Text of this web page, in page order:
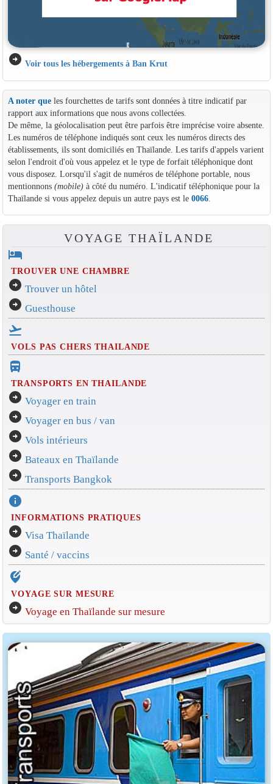
arrow_circle_right Voir tous les hébergements à Ban Krut
A noter queles fourchettes de tarifs sont données à titre indicatif par
rapport aux informations que nous avons collectées.
De même, la géolocalisation peut être parfois être imprécise voire absente.
Les numéros de téléphone indiqués sont ceux les numéros directs des
établissements, ils sont domiciliés en Thaïlande. Les tarifs d'appels varient
selon l'endroit d'où vous appelez et le type de forfait téléphonique dont
vous disposez. Lorsqu'il s'agit de numéros de téléphone portable, nous
mentionnons (mobile)à côté du numéro. L'indicatif téléphonique pour la
Thaïlande si vous appelez depuis un autre pays est le 0066.
VOYAGE THAÏLANDE
hotel
TROUVER UNE CHAMBRE
arrow_circle_right Trouver un hôtel
arrow_circle_right Guesthouse
flight_takeoff
VOLS PAS CHERS THAILANDE
directions_bus_filled
TRANSPORTS EN THAILANDE
arrow_circle_right Voyager en train
arrow_circle_right Voyager en bus / van
arrow_circle_right Vols intérieurs
arrow_circle_right Bateaux en Thaïlande
arrow_circle_right Transports Bangkok
info
INFORMATIONS PRATIQUES
arrow_circle_right Visa Thaïlande
arrow_circle_right Santé / vaccins
edit_location_alt
VOYAGE SUR MESURE
arrow_circle_right Voyage en Thaïlande sur mesure